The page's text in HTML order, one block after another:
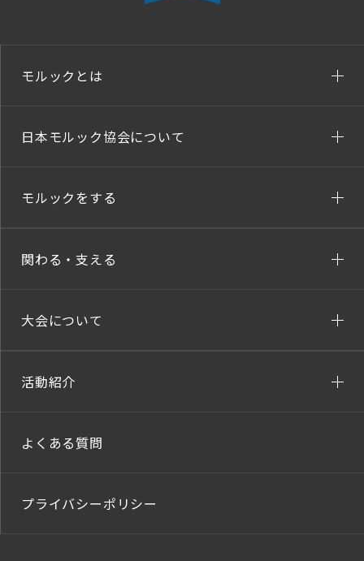
モルックとは
日本モルック協会について
モルックをする
関わる・支える
大会について
活動紹介
よくある質問
プライバシーポリシー